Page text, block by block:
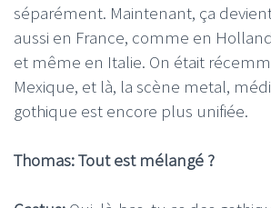
séparément. Maintenant, ça
aussi en France, comme en
et même en Italie. On était
Mexique, et là, la scène metal,
gothique est encore plus unifiée.
Thomas: Tout est mélangé ?